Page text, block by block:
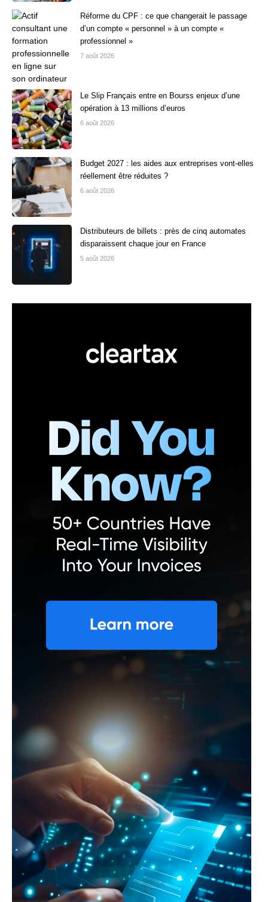
Réforme du CPF : ce que changerait le passage
d’un compte « personnel » à un compte «
professionnel »
7 août 2026
Le Slip Français entre en Bourss enjeux d’une
opération à 13 millions d’euros
6 août 2026
Budget 2027 : les aides aux entreprises vont-elles
réellement être réduites ?
6 août 2026
Distributeurs de billets : près de cinq automates
disparaissent chaque jour en France
5 août 2026